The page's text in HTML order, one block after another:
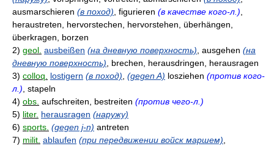
ausmarschieren (в поход), figurieren (в качестве кого-л.),
heraustreten, hervorstechen, hervorstehen, überhängen,
überkragen, borzen
2) geol. ausbeißen (на дневную поверхность), ausgehen (на
дневную поверхность), brechen, herausdringen, herausragen
3) colloq. lostigern (в поход), (gegen A) losziehen (против кого-
л.), stapeln
4) obs. aufschreiten, bestreiten (против чего-л.)
5) liter. herausragen (наружу)
6) sports. (gegen j-n) antreten
7) milit. ablaufen (при передвижении войск маршем),